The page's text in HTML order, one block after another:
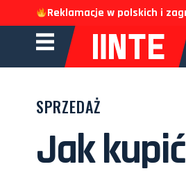
Reklamacje w polskich i
SPRZEDAŻ
Jak